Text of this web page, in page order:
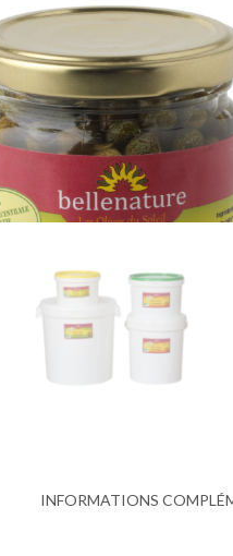
INFORMATIONS